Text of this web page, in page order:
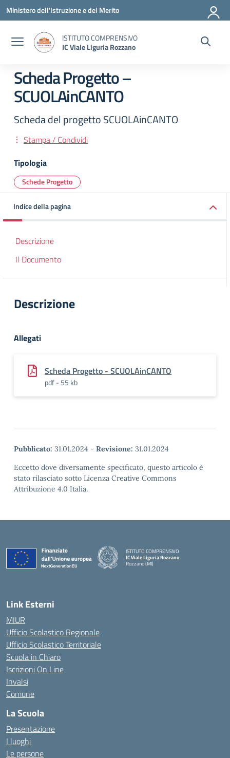
Vai ai contenuti
Vai al menu di navigazione
Vai al footer
Ministero dell'Istruzione e del Merito
ISTITUTO COMPRENSIVO
IC Viale Liguria Rozzano
Scheda Progetto –
SCUOLAinCANTO
Scheda del progetto SCUOLAinCANTO
Stampa / Condividi
Tipologia
Schede Progetto
Indice della pagina
Descrizione
Il Documento
Descrizione
Allegati
Scheda Progetto - SCUOLAinCANTO
pdf - 55 kb
Pubblicato: 31.01.2024 - Revisione: 31.01.2024
Eccetto dove diversamente specificato, questo articolo è
stato rilasciato sotto Licenza Creative Commons
Attribuzione 4.0 Italia.
ISTITUTO COMPRENSIVO
IC Viale Liguria Rozzano
Rozzano (MI)
Link Esterni
MIUR
Ufficio Scolastico Regionale
Ufficio Scolastico Territoriale
Scuola in Chiaro
Iscrizioni On Line
Invalsi
Comune
La Scuola
Presentazione
I luoghi
Le persone